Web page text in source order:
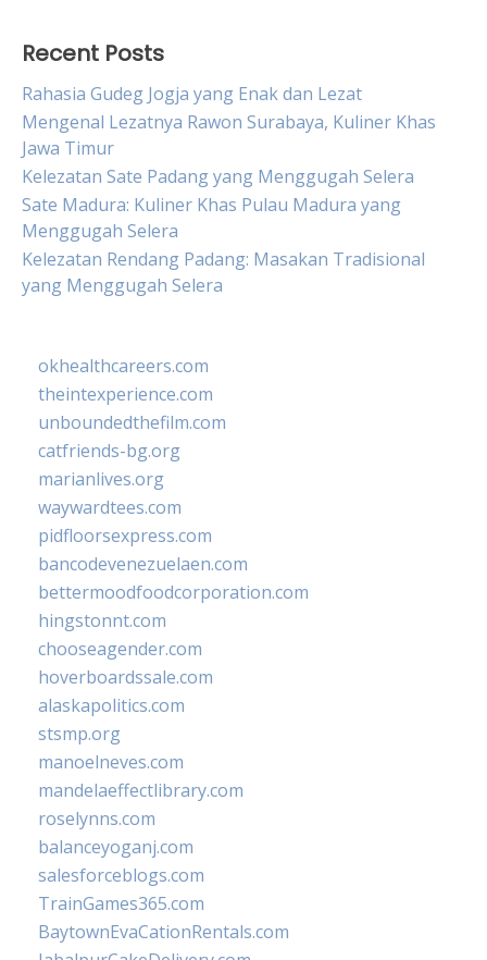
Recent Posts
Rahasia Gudeg Jogja yang Enak dan Lezat
Mengenal Lezatnya Rawon Surabaya, Kuliner Khas
Jawa Timur
Kelezatan Sate Padang yang Menggugah Selera
Sate Madura: Kuliner Khas Pulau Madura yang
Menggugah Selera
Kelezatan Rendang Padang: Masakan Tradisional
yang Menggugah Selera
okhealthcareers.com
theintexperience.com
unboundedthefilm.com
catfriends-bg.org
marianlives.org
waywardtees.com
pidfloorsexpress.com
bancodevenezuelaen.com
bettermoodfoodcorporation.com
hingstonnt.com
chooseagender.com
hoverboardssale.com
alaskapolitics.com
stsmp.org
manoelneves.com
mandelaeffectlibrary.com
roselynns.com
balanceyoganj.com
salesforceblogs.com
TrainGames365.com
BaytownEvaCationRentals.com